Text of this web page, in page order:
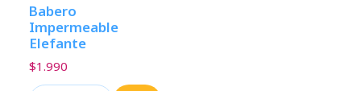
Babero
Impermeable
Elefante
$1.990